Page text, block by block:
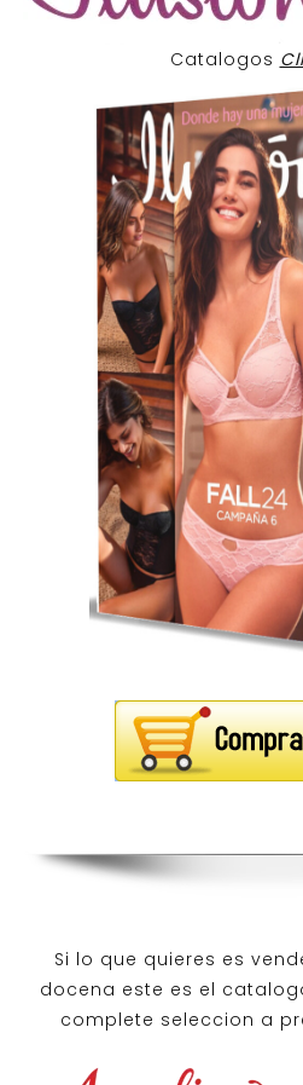
Catalogos
Si lo que quieres es
docena este es el
complete seleccion a